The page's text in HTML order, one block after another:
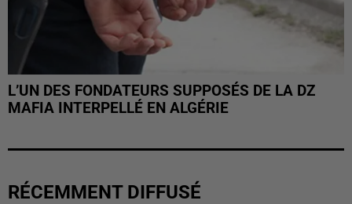
L’UN DES FONDATEURS SUPPOSÉS DE LA DZ
MAFIA INTERPELLÉ EN ALGÉRIE
RÉCEMMENT DIFFUSÉ